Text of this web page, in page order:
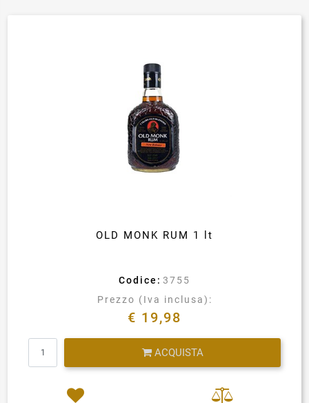
OLD MONK RUM 1 lt
Codice: 3755
Prezzo (Iva inclusa):
€ 19,98
ACQUISTA